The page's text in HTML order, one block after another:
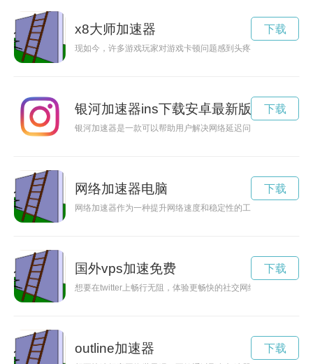
x8大师加速器
现如今，许多游戏玩家对游戏卡顿问题感到头疼。然而，有了
下载
银河加速器ins下载安卓最新版
银河加速器是一款可以帮助用户解决网络延迟问题的应用程序
下载
网络加速器电脑
网络加速器作为一种提升网络速度和稳定性的工具，能够帮助
下载
国外vps加速免费
想要在twitter上畅行无阻，体验更畅快的社交网络服务？现在
下载
outline加速器 下载